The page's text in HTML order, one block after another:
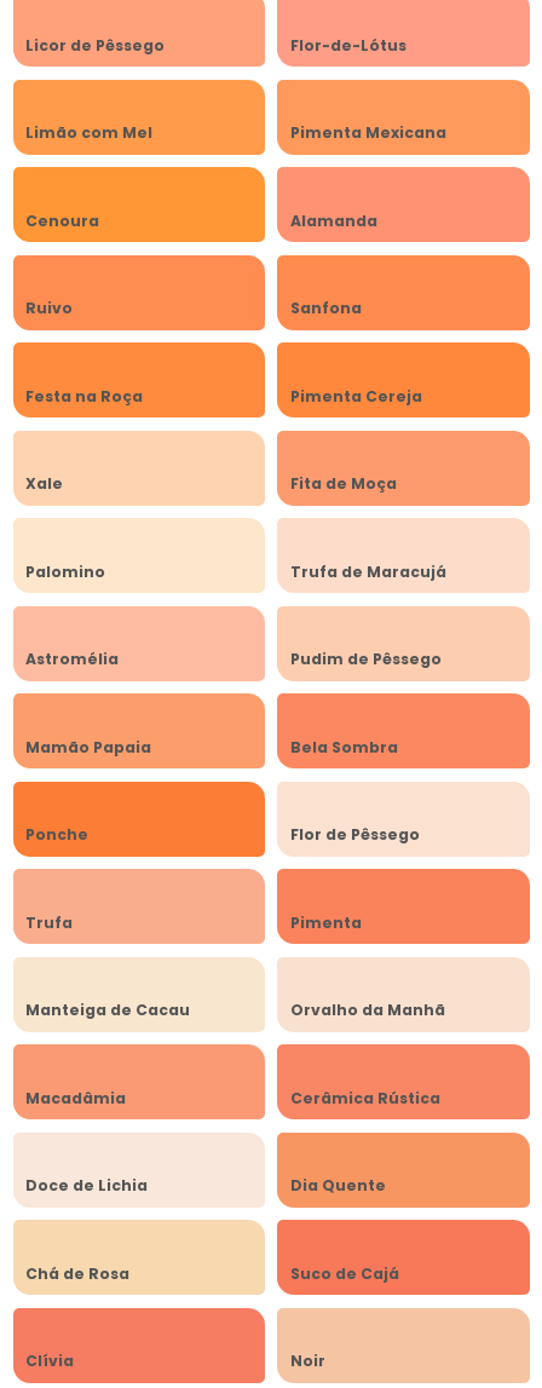
Licor de Pêssego Flor-de-Lótus
Limão com Mel Pimenta Mexicana
Cenoura Alamanda
Ruivo Sanfona
Festa na Roça Pimenta Cereja
Xale Fita de Moça
Palomino Trufa de Maracujá
Astromélia Pudim de Pêssego
Mamão Papaia Bela Sombra
Ponche Flor de Pêssego
Trufa Pimenta
Manteiga de Cacau Orvalho da Manhã
Macadâmia Cerâmica Rústica
Doce de Lichia Dia Quente
Chá de Rosa Suco de Cajá
Clívia Noir